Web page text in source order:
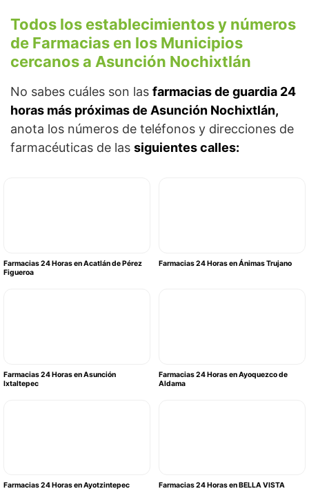
Todos los establecimientos y números
de Farmacias en los Municipios
cercanos a Asunción Nochixtlán
No sabes cuáles son las farmacias de guardia 24
horas más próximas de Asunción Nochixtlán,
anota los números de teléfonos y direcciones de
farmacéuticas de las siguientes calles:
Farmacias 24 Horas en Acatlán de Pérez
Figueroa
Farmacias 24 Horas en Ánimas Trujano
Farmacias 24 Horas en Asunción
Ixtaltepec
Farmacias 24 Horas en Ayoquezco de
Aldama
Farmacias 24 Horas en Ayotzintepec Farmacias 24 Horas en BELLA VISTA